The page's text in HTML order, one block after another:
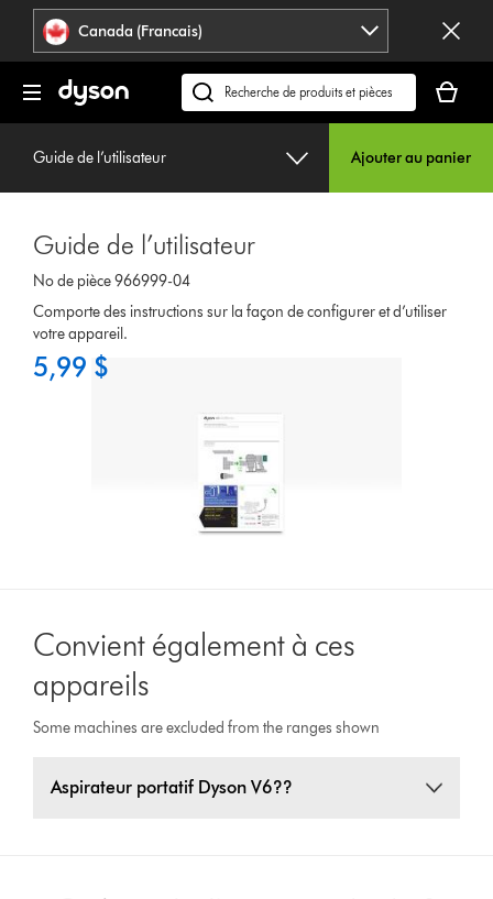
Veuillez
ou
appuyer
Déclaration
relative
à
l’accessibilité
Canada (Francais)
Recherchez
des
support
site
panier
est
Guide de l’utilisateur Ajouter au panier
Guide de l’utilisateur
No de pièce 966999-04
Comporte des instructions sur la façon de configurer et d’utiliser
votre appareil.
5,99 $
Convient également à ces
appareils
Some machines are excluded from the ranges shown
Aspirateur portatif Dyson V6??